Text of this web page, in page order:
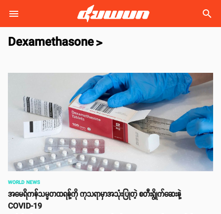
search
Dexamethasone>
WORLD NEWS
အမေရိကန်သမ္မတထရန့်ကို ကုသရာမှာအသုံးပြုတဲ့ စတီးရွိုက်ဆေးနဲ့
COVID-19